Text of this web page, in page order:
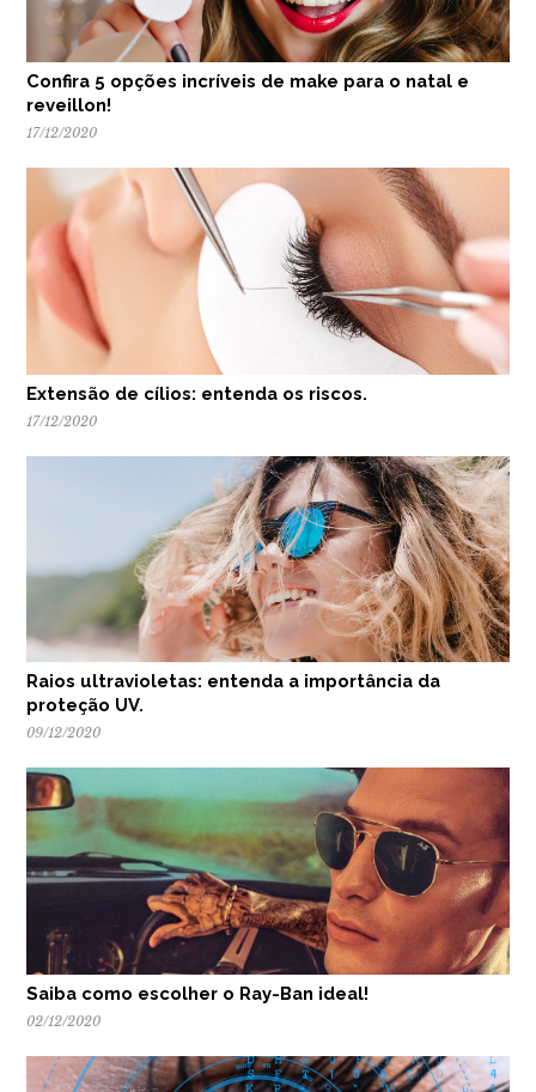
Confira 5 opções incríveis de make para o natal e
reveillon!
17/12/2020
Extensão de cílios: entenda os riscos.
17/12/2020
Raios ultravioletas: entenda a importância da
proteção UV.
09/12/2020
Saiba como escolher o Ray-Ban ideal!
02/12/2020